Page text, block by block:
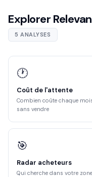
Explorer
5 ANALYSES
🕐
Coût de l'attente
Combien coûte chaque
sans vendre
🎯
Radar acheteurs
Qui cherche dans votre